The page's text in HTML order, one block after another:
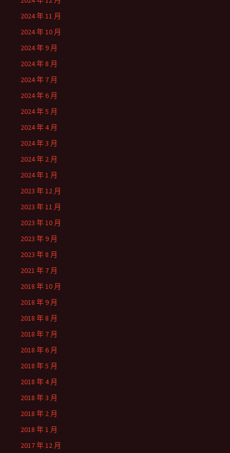
2024 年 11 月
2024 年 10 月
2024 年 9 月
2024 年 8 月
2024 年 7 月
2024 年 6 月
2024 年 5 月
2024 年 4 月
2024 年 3 月
2024 年 2 月
2024 年 1 月
2023 年 12 月
2023 年 11 月
2023 年 10 月
2023 年 9 月
2023 年 8 月
2021 年 7 月
2018 年 10 月
2018 年 9 月
2018 年 8 月
2018 年 7 月
2018 年 6 月
2018 年 5 月
2018 年 4 月
2018 年 3 月
2018 年 2 月
2018 年 1 月
2017 年 12 月